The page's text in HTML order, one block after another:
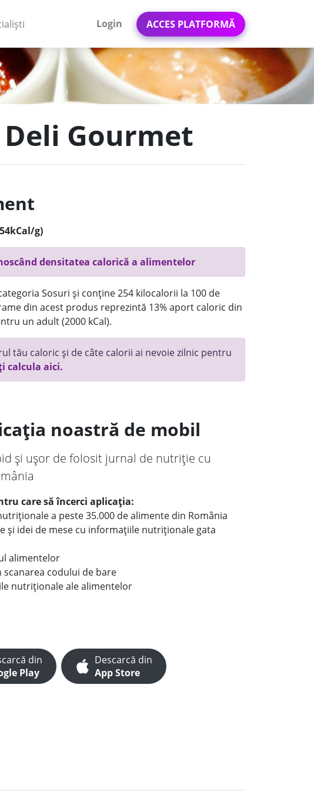
Login ACCES PLATFORMĂ
Gourmet
g)
densitatea calorică a alimentelor
Sosuri și conține 254 kilocalorii la 100 de
din acest produs reprezintă 13% aport caloric din
un adult (2000 kCal).
tău caloric și de câte calorii ai nevoie zilnic pentru
calcula aici.
noastră de mobil
și ușor de folosit jurnal de nutriție cu
care să încerci aplicația:
a peste 35.000 de alimente din România
și idei de mese cu informațiile nutriționale gata
alimentelor
codului de bare
nutriționale ale alimentelor
din
Play
Descarcă din
App Store